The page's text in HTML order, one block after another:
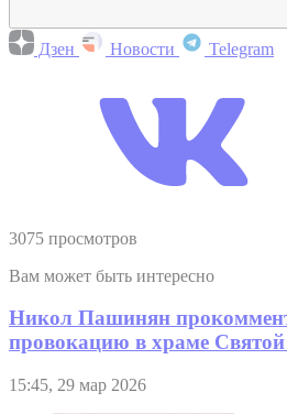
Дзен Новости Telegram
3075 просмотров
Вам может быть интересно
Никол Пашинян
провокацию в храме
15:45, 29 мар 2026